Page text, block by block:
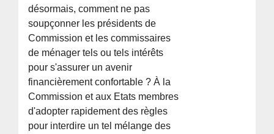
désormais, comment ne pas
soupçonner les présidents de
Commission et les commissaires
de ménager tels ou tels intérêts
pour s'assurer un avenir
financièrement confortable ? À la
Commission et aux Etats membres
d'adopter rapidement des règles
pour interdire un tel mélange des